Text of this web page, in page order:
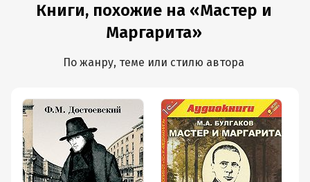
Книги, похожие на «Мастер и
Маргарита»
По жанру, теме или стилю автора